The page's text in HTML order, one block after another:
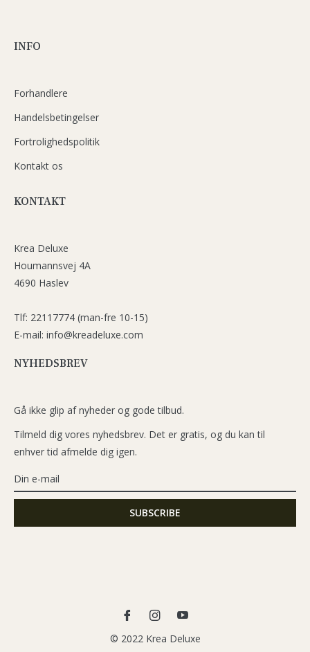
INFO
Forhandlere
Handelsbetingelser
Fortrolighedspolitik
Kontakt os
KONTAKT
Krea Deluxe
Houmannsvej 4A
4690 Haslev
Tlf: 22117774 (man-fre 10-15)
E-mail: info@kreadeluxe.com
NYHEDSBREV
Gå ikke glip af nyheder og gode tilbud.
Tilmeld dig vores nyhedsbrev. Det er gratis, og du kan til
enhver tid afmelde dig igen.
Ins
You
© 2022 Krea Deluxe